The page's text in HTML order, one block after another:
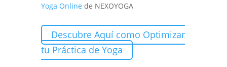
Yoga Online de NEXOYOGA
Descubre Aquí como Optimizar
tu Práctica de Yoga